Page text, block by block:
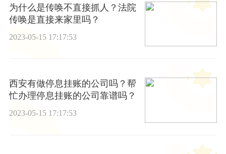
为什么是传唤不直接抓人？法院
传唤是直接来家里吗？
2023-05-15 17:17:53
西安有做停息挂账的公司吗？帮
忙办理停息挂账的公司靠谱吗？
2023-05-15 17:17:53